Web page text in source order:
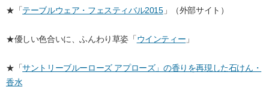
★「テーブルウェア・フェスティバル2015」（外部サイト）
★優しい色合いに、ふんわり草姿「ウインティー 」
★「サントリーブルーローズ アプローズ」の香りを再現した石けん・
香水